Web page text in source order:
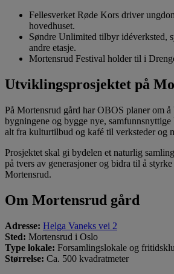
Fellesverket Røde Kors driver
hovedhuset.
Søndre Unlimited tilbyr idéverksted,
andre etasje.
Mortensrud Festival holder til i
Utviklingsprosjektet på
På Mortensrud gård har OBOS planer om å
bygningene og bygge nye,
alt fra kulturtilbud og kafé til verksteder og
Prosjektet skal gi bydelen et naturlig
på tvers av generasjoner og bidra til å styrke
Mortensrud.
Om Mortensrud gård
Adresse: Helga Vaneks vei 2
Sted: Mortensrud i Oslo
Type lokale: Forsamlingslokale og
Størrelse: Ca. 500 kvadratmeter